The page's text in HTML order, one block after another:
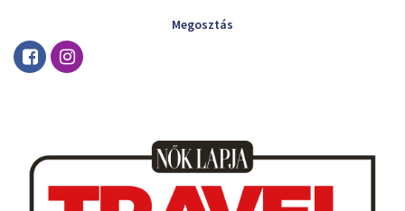
Megosztás